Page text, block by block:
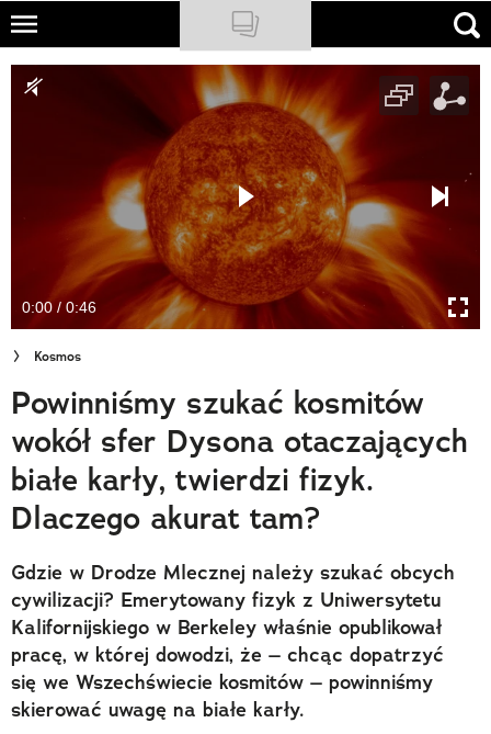
Skip
main
NATIONAL GEOGRAPHIC
Newsletter
Cuda Polski
Wielki Konkurs Fotograficzny
Trendbook Podróżniczy
Polecane
0:00 / 0:46
Kosmos
Powinniśmy szukać kosmitów
wokół sfer Dysona otaczających
białe karły, twierdzi fizyk.
Dlaczego akurat tam?
Gdzie w Drodze Mlecznej należy szukać obcych
cywilizacji? Emerytowany fizyk z Uniwersytetu
Kalifornijskiego w Berkeley właśnie opublikował
pracę, w której dowodzi, że – chcąc dopatrzyć
się we Wszechświecie kosmitów – powinniśmy
skierować uwagę na białe karły.